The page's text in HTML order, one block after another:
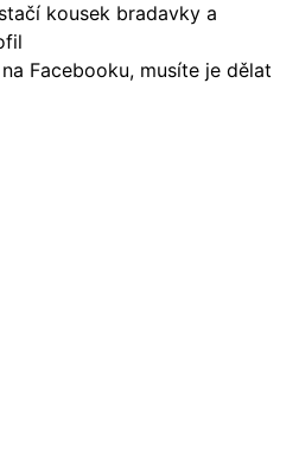
kousek bradavky a
Facebooku, musíte je dělat